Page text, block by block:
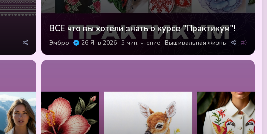
ВСЕ что вы хотели знать о курсе "Практикум"!
Р
к
н
д
у
е
м
ы
Эмбро 26 Янв 2026 5 мин. чтение Вышивальная жизнь